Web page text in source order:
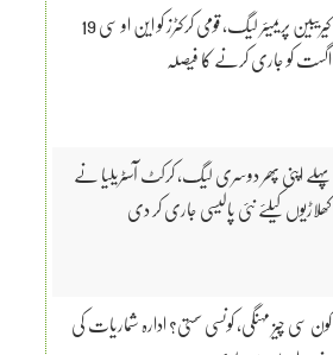
کیریبین پریمیئر لیگ، قومی کرکٹرز کو این او سی 19
اگست کو جاری کرنے کا فیصلہ
پہلے اپنی پھر دوسری لیگ، کرکٹ آسٹریلیا نے
کھلاڑیوں کیلئے نئی پالیسی جاری کر دی
کون سی چیز مہنگی، کونسی سستی؟ ادارہ شماریات کی